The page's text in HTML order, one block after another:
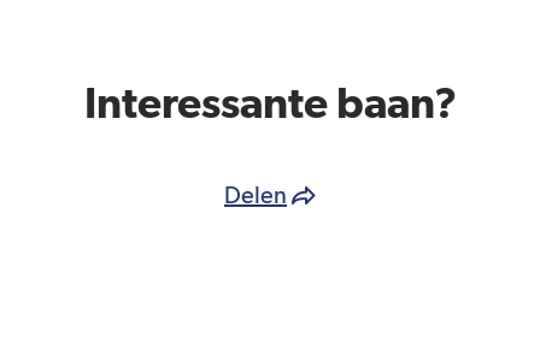
Interessante baan?
Delen